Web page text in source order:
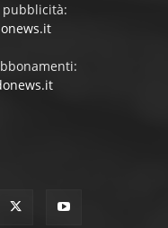
pubblicità: